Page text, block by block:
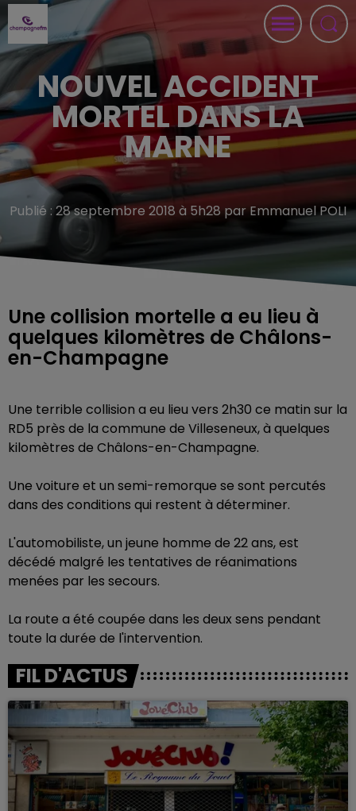
NOUVEL ACCIDENT
MORTEL DANS LA
MARNE
Publié : 28 septembre 2018 à 5h28 par Emmanuel POLI
Une collision mortelle a eu lieu à
quelques kilomètres de Châlons-
en-Champagne
Une terrible collision a eu lieu vers 2h30 ce matin sur la
RD5 près de la commune de Villeseneux, à quelques
kilomètres de Châlons-en-Champagne.
Une voiture et un semi-remorque se sont percutés
dans des conditions qui restent à déterminer.
L'automobiliste, un jeune homme de 22 ans, est
décédé malgré les tentatives de réanimations
menées par les secours.
La route a été coupée dans les deux sens pendant
toute la durée de l'intervention.
FIL D'ACTUS